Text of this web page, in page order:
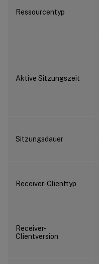
Ressourcentyp
Aktive Sitzungszeit
Sitzungsdauer
Receiver-Clienttyp
Receiver-
Clientversion